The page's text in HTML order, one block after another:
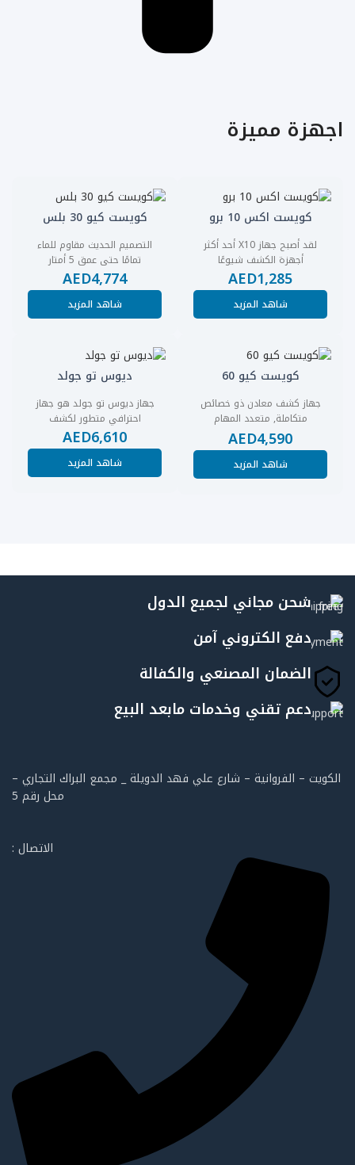
اجهزة مميزة
كويست اكس 10 برو
شاهد المزيد
AED1,285
لقد أصبح جهاز X10 أحد أكثر
أجهزة الكشف شيوعًا
كويست كيو 30 بلس
شاهد المزيد
AED4,774
التصميم الحديث مقاوم للماء
تمامًا حتى عمق 5 أمتار
كويست كيو 60
شاهد المزيد
AED4,590
جهاز كشف معادن ذو خصائص
متكاملة, متعدد المهام
والوظائف
ديوس تو جولد
شاهد المزيد
AED6,610
جهاز ديوس تو جولد هو جهاز
احترافي متطور لكشف
شحن مجاني لجميع الدول
دفع الكتروني آمن
الضمان المصنعي والكفالة
دعم تقني وخدمات مابعد البيع
الكويت – الفروانية – شارع علي فهد الدويلة _ مجمع البراك التجاري –
محل رقم 5
الاتصال :